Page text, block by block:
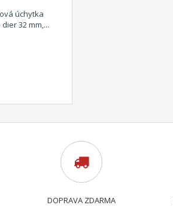
úchytka
32 mm,...
DOPRAVA ZDARMA